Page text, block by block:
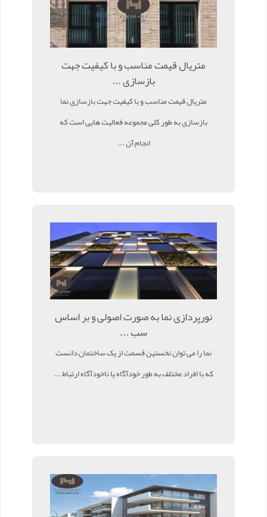
متریال قیمت مناسب و با کیفیت جهت
بازسازی ...
متریال قیمت مناسب و با کیفیت جهت بازسازی نما
بازسازی به طور کلی مجموعه فعالیت هایی است که
انجام آن ...
نورپردازی نما به صورت اصولی و بر اساس
سب ...
نما را می توان نخستین قسمت از یک ساختمان دانست
که با افراد مختلف به طور خودآگاه یا ناخودآگاه ارتباط ...